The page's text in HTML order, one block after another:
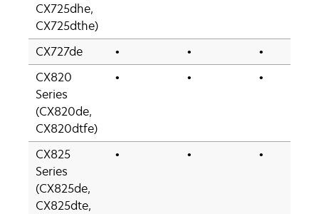
CX725dhe,
CX725dthe)
CX727de • •
•
CX820
Series
(CX820de,
CX820dtfe)
• • •
CX825
Series
(CX825de,
CX825dte,
• • •